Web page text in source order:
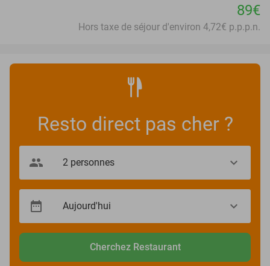
89€
Hors taxe de séjour d'environ 4,72€ p.p.p.n.
Resto direct pas cher ?
Cherchez Restaurant